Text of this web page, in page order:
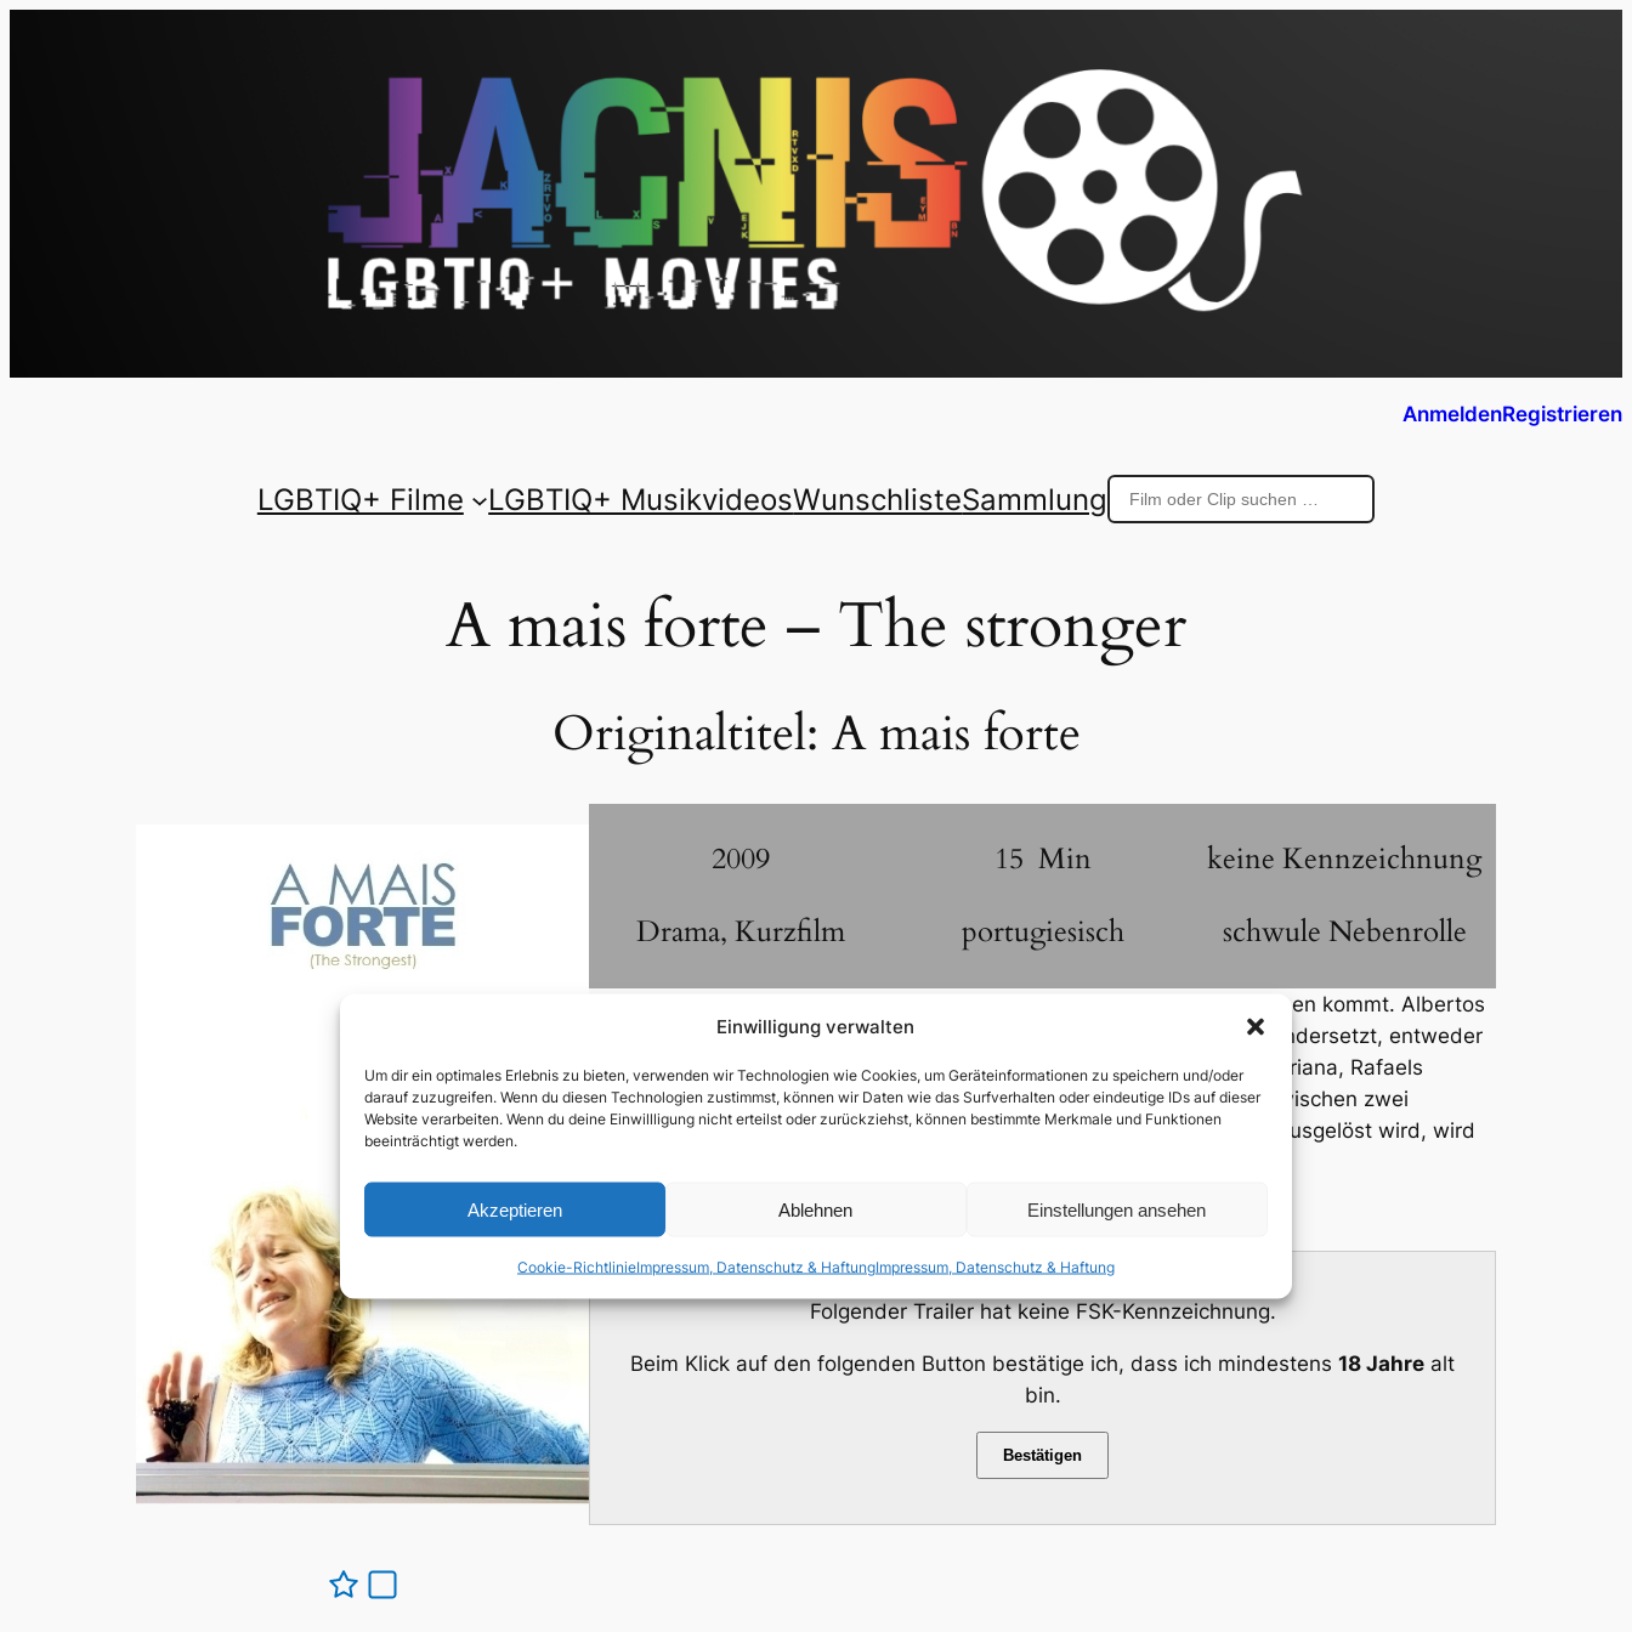
Einwilligung verwalten
Um dir ein optimales Erlebnis zu bieten, verwenden wir Technologien wie Cookies, um Geräteinformationen zu speichern und/oder
darauf zuzugreifen. Wenn du diesen Technologien zustimmst, können wir Daten wie das Surfverhalten oder eindeutige IDs auf dieser
Website verarbeiten. Wenn du deine Einwillligung nicht erteilst oder zurückziehst, können bestimmte Merkmale und Funktionen
beeinträchtigt werden.
Akzeptieren Ablehnen Einstellungen ansehen
Cookie-RichtlinieImpressum, Datenschutz & HaftungImpressum, Datenschutz & Haftung
AnmeldenRegistrieren
LGBTIQ+ Filme LGBTIQ+ MusikvideosWunschlisteSammlung
A mais forte – The stronger
Originaltitel: A mais forte
2009
Drama, Kurzfilm
15 Min
portugiesisch
keine Kennzeichnung
schwule Nebenrolle
Rafael überlebt einen Autounfall, bei dem sein Partner Alberto ums Leben kommt. Albertos
Mutter, Raquel, trauert, während sie sich mit der Entscheidung auseinandersetzt, entweder
Albertos Wohnung mit Rfhael zu teilen oder sie für sich zu behalten. Mariana, Rafaels
Mutter, kämpft für ihren Sohn um die Hälfte der Wohnung. Ein Kampf zwischen zwei
verschiedenen Müttern, der durch den Tod eines geliebten Menschen ausgelöst wird, wird
Trailer/Ausschnitt:
Folgender Trailer hat keine FSK-Kennzeichnung.
Beim Klick auf den folgenden Button bestätige ich, dass ich mindestens18 Jahre alt
bin.
Bestätigen